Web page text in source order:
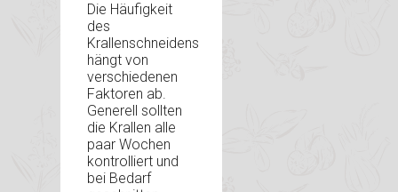
Die Häufigkeit
des
Krallenschneidens
hängt von
verschiedenen
Faktoren ab.
Generell sollten
die Krallen alle
paar Wochen
kontrolliert und
bei Bedarf